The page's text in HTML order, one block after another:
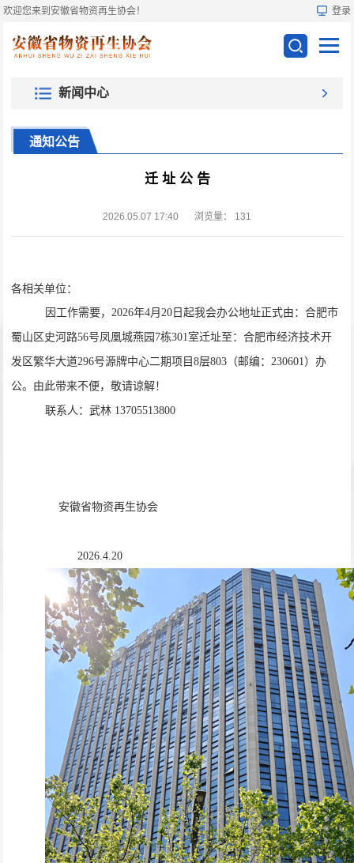
欢迎您来到安徽省物资再生协会！ 登录
新闻中心
通知公告
迁 址 公 告
2026.05.07 17:40 浏览量： 131
各相关单位：
因工作需要，2026年4月20日起我会办公地址正式由：合肥市
蜀山区史河路56号凤凰城燕园7栋301室迁址至：合肥市经济技术开
发区繁华大道296号源牌中心二期项目8层803（邮编：230601）办
公。由此带来不便，敬请谅解！
联系人：武林 13705513800
安徽省物资再生协会
2026.4.20